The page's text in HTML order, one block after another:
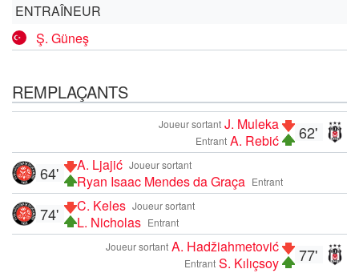
ENTRAÎNEUR
Ş. Güneş
REMPLAÇANTS
62'
Joueur sortant J. Muleka
Entrant A. Rebić
Joueur sortant
A. Ljajić
Entrant
Ryan Isaac Mendes da Graça
64'
Joueur sortant
C. Keles
Entrant
L. Nicholas
74'
77'
Joueur sortant A. Hadžiahmetović
Entrant S. Kılıçsoy